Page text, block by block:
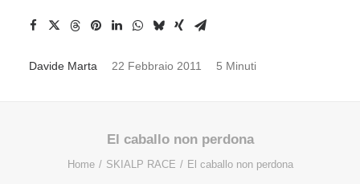
Davide Marta 22 Febbraio 2011 5 Minuti
El caballo non perdona
Home SKIALP RACE El caballo non perdona